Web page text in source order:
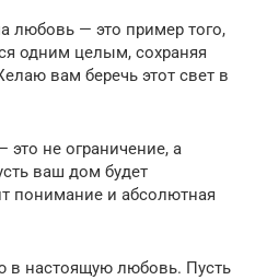
любовь — это пример того,
одним целым, сохраняя
вам беречь этот свет в
не ограничение, а
ваш дом будет
понимание и абсолютная
в настоящую любовь. Пусть